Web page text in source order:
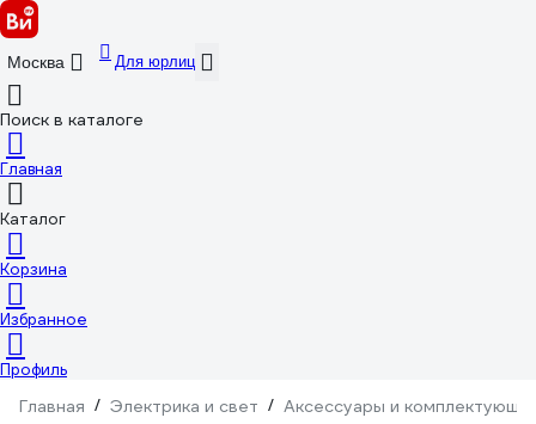
Москва Для юрлиц
Поиск в каталоге
Главная
Каталог
Корзина
Избранное
Профиль
Главная / Электрика и свет / Аксессуары и